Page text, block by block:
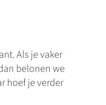
Als je vaker
belonen we
hoef je verder